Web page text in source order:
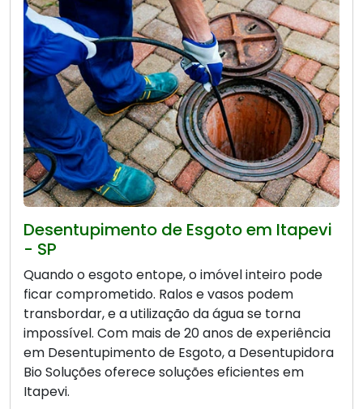
Desentupimento de Esgoto em Itapevi
- SP
Quando o esgoto entope, o imóvel inteiro pode
ficar comprometido. Ralos e vasos podem
transbordar, e a utilização da água se torna
impossível. Com mais de 20 anos de experiência
em Desentupimento de Esgoto, a Desentupidora
Bio Soluções oferece soluções eficientes em
Itapevi.